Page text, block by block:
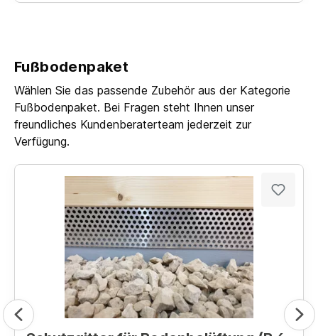
Fußbodenpaket
Wählen Sie das passende Zubehör aus der Kategorie
Fußbodenpaket. Bei Fragen steht Ihnen unser
freundliches Kundenberaterteam jederzeit zur
Verfügung.